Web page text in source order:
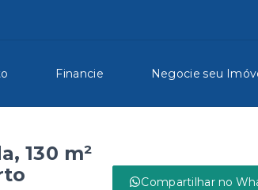
Financie Negocie seu
130 m²
Compartilhar no